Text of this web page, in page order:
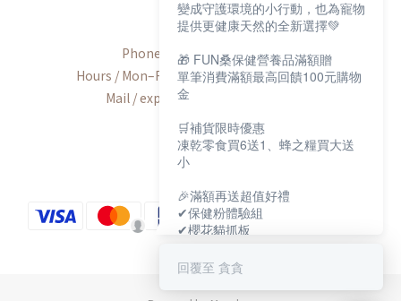
Phone / +886-2-2600-8552
Hours / Mon–Fri, 9:00 AM–6:00 PM (UTC+8)
Mail / export@munchee.com.tw
變成守護環境的小行動，也為寵物
提供更健康天然的全新選擇💚
🎁 FUN桑保健營養品滿額贈
單筆消費滿額最高回饋100元購物
金
🛒補貨限時優惠
凍乾零食買6送1、蜂之糧買大送
小
🎉滿額再送超值好禮
✔保健粉體驗組
✔櫻花貓抓板
https://muncheepet.com/uL1qW
回覆至 貪貪